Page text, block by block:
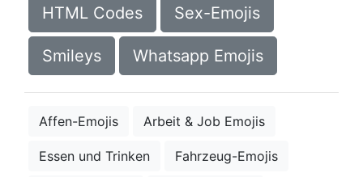
HTML Codes Sex-Emojis
Smileys Whatsapp Emojis
Affen-Emojis Arbeit & Job Emojis
Essen und Trinken Fahrzeug-Emojis